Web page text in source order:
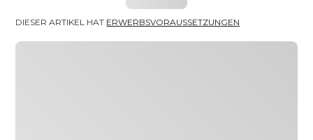
DIESER ARTIKEL HAT ERWERBSVORAUSSETZUNGEN